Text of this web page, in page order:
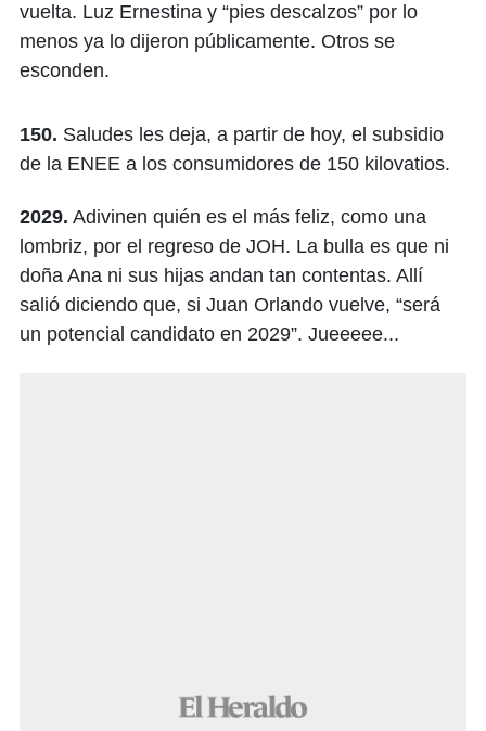
vuelta. Luz Ernestina y “pies descalzos” por lo
menos ya lo dijeron públicamente. Otros se
esconden.
150. Saludes les deja, a partir de hoy, el subsidio
de la ENEE a los consumidores de 150 kilovatios.
2029. Adivinen quién es el más feliz, como una
lombriz, por el regreso de JOH. La bulla es que ni
doña Ana ni sus hijas andan tan contentas. Allí
salió diciendo que, si Juan Orlando vuelve, “será
un potencial candidato en 2029”. Jueeeee...